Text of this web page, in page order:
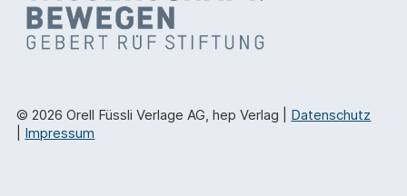
© 2026 Orell Füssli Verlage AG, hep Verlag | Datenschutz
Impressum